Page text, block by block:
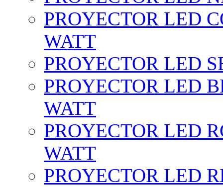
PROYECTOR LED
WATT
PROYECTOR LED
PROYECTOR LED
WATT
PROYECTOR LED
WATT
PROYECTOR LED